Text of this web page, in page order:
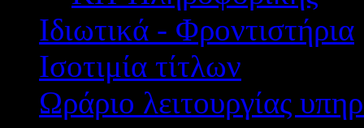
Ιδιωτικά - Φροντιστήρια
Ισοτιμία τίτλων
Ωράριο λειτουργίας